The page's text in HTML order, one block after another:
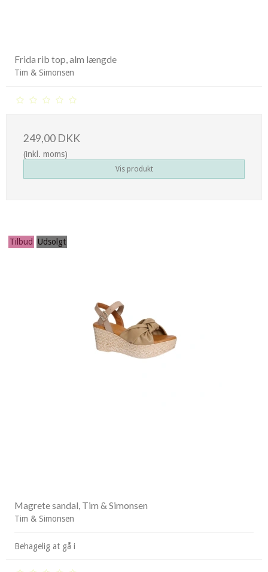
Frida rib top, alm længde
Tim & Simonsen
249,00 DKK
(inkl. moms)
Vis produkt
Tilbud Udsolgt
Magrete sandal, Tim & Simonsen
Tim & Simonsen
Behagelig at gå i